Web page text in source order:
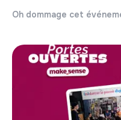
Oh dommage cet